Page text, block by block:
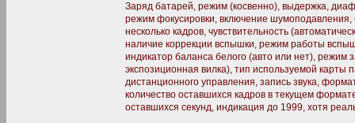
Заряд батарей, режим (косвенно), выдержка,
режим фокусировки, включение шумоподавления,
несколько кадров, чувствительность
наличие коррекции вспышки, режим работы
индикатор баланса белого (авто или нет), режим
экспозиционная вилка), тип используемой карты
дистанционного управления, запись звука,
количество оставшихся кадров в текущем
оставшихся секунд, индикация до 1999, хотя